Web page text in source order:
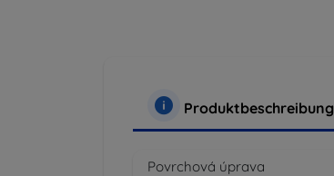
Produktbeschreibung
Povrchová úprava